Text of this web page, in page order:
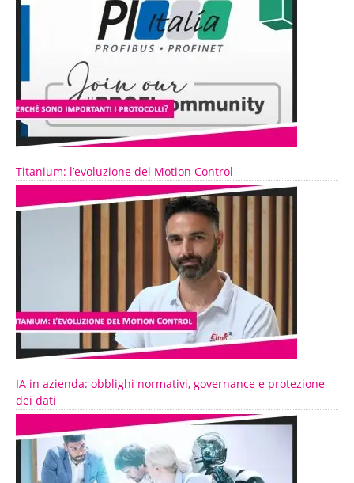
Titanium: l’evoluzione del Motion Control
IA in azienda: obblighi normativi, governance e protezione
dei dati